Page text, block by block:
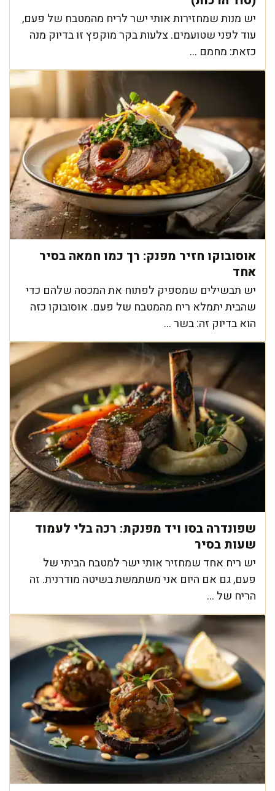
יש מנות שמחזירות אותי ישר לריח מהמטבח של פעם,
עוד לפני שטועמים. צלעות בקר מוקפץ זו בדיוק מנה
כזאת: מחמם ...
אוסובוקו חזיר מפנק: רך כמו חמאה בסיר
אחד
יש תבשילים שמספיק לפתוח את המכסה שלהם כדי
שהבית יתמלא ריח מהמטבח של פעם. אוסובוקו כזה
הוא בדיוק זה: בשר ...
שפונדרה בסו ויד מפנקת: רכה בלי לעמוד
שעות בסיר
יש ריח אחד שמחזיר אותי ישר למטבח הביתי של
פעם, גם אם היום אני משתמשת בשיטה מודרנית. זה
הריח של ...